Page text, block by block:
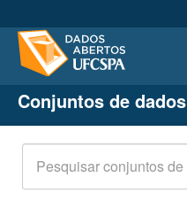
Conjuntos de dados
Organizações
Grupos
Sobre
Conjuntos de dados